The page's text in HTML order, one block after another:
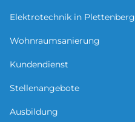
Elektrotechnik in Plettenberg
Wohnraumsanierung
Kundendienst
Stellenangebote
Ausbildung